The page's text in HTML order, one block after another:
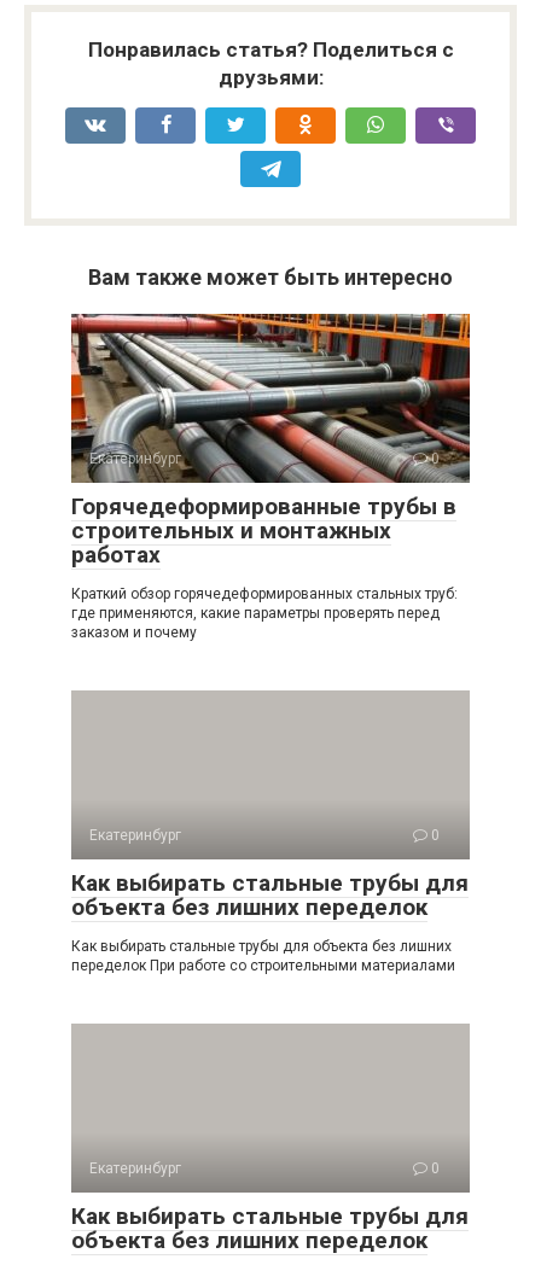
Понравилась статья? Поделиться с
друзьями:
Вам также может быть интересно
Екатеринбург 0
Горячедеформированные трубы в
строительных и монтажных
работах
Краткий обзор горячедеформированных стальных труб:
где применяются, какие параметры проверять перед
заказом и почему
Екатеринбург 0
Как выбирать стальные трубы для
объекта без лишних переделок
Как выбирать стальные трубы для объекта без лишних
переделок При работе со строительными материалами
Екатеринбург 0
Как выбирать стальные трубы для
объекта без лишних переделок